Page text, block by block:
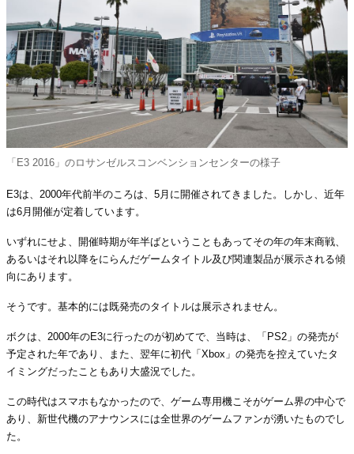
「E3 2016」のロサンゼルスコンベンションセンターの様子
E3は、2000年代前半のころは、5月に開催されてきました。しかし、近年
は6月開催が定着しています。
いずれにせよ、開催時期が年半ばということもあってその年の年末商戦、
あるいはそれ以降をにらんだゲームタイトル及び関連製品が展示される傾
向にあります。
そうです。基本的には既発売のタイトルは展示されません。
ボクは、2000年のE3に行ったのが初めてで、当時は、「PS2」の発売が
予定された年であり、また、翌年に初代「Xbox」の発売を控えていたタ
イミングだったこともあり大盛況でした。
この時代はスマホもなかったので、ゲーム専用機こそがゲーム界の中心で
あり、新世代機のアナウンスには全世界のゲームファンが湧いたものでし
た。